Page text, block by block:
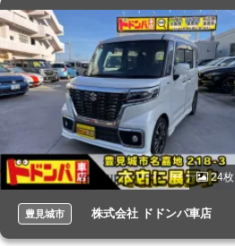
24枚
豊見城市 株式会社 ドドンパ車店